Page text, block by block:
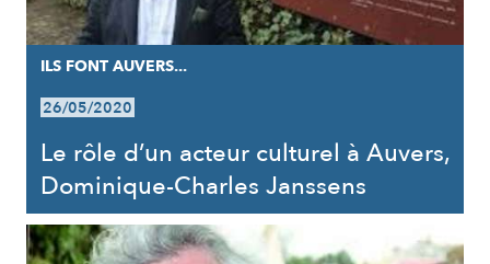
ILS FONT AUVERS...
26/05/2020
Le rôle d’un acteur culturel à Auvers,
Dominique-Charles Janssens